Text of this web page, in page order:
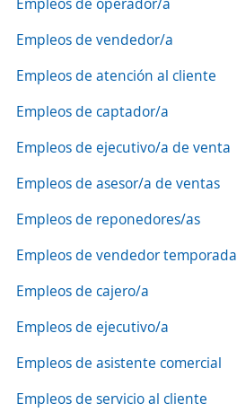
Empleos de vendedor/a
Empleos de atención al cliente
Empleos de captador/a
Empleos de ejecutivo/a de venta
Empleos de asesor/a de ventas
Empleos de reponedores/as
Empleos de vendedor temporada
Empleos de cajero/a
Empleos de ejecutivo/a
Empleos de asistente comercial
Empleos de servicio al cliente